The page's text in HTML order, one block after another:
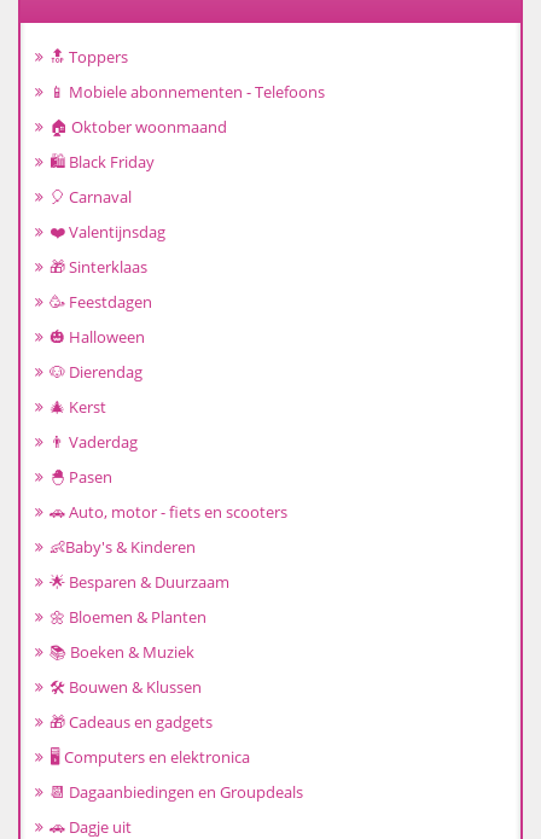
🔝 Toppers
📱 Mobiele abonnementen - Telefoons
🏠 Oktober woonmaand
🛍️ Black Friday
🎈 Carnaval
❤️ Valentijnsdag
🎁 Sinterklaas
🥳 Feestdagen
🎃 Halloween
🐶 Dierendag
🎄 Kerst
👨 Vaderdag
🐣 Pasen
🚗 Auto, motor - fiets en scooters
👶Baby's & Kinderen
🌟 Besparen & Duurzaam
🌼 Bloemen & Planten
📚 Boeken & Muziek
🛠️ Bouwen & Klussen
🎁 Cadeaus en gadgets
🖥️ Computers en elektronica
📆 Dagaanbiedingen en Groupdeals
🚗 Dagje uit